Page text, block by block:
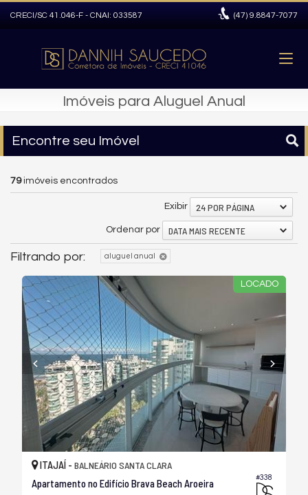
CRECI/SC 41.046-F - CNAI: 033587 (47) 9.8847-7077
Imóveis para Aluguel Anual
Encontre seu Imóvel
79imóveis encontrados
Exibir 24 POR PÁGINA
Ordenar por DATA MAIS RECENTE
Filtrando por: aluguel anual
LOCADO
#338
ITAJAÍ - BALNEÁRIO SANTA CLARA
Apartamento no Edifício Brava Beach Aroeira